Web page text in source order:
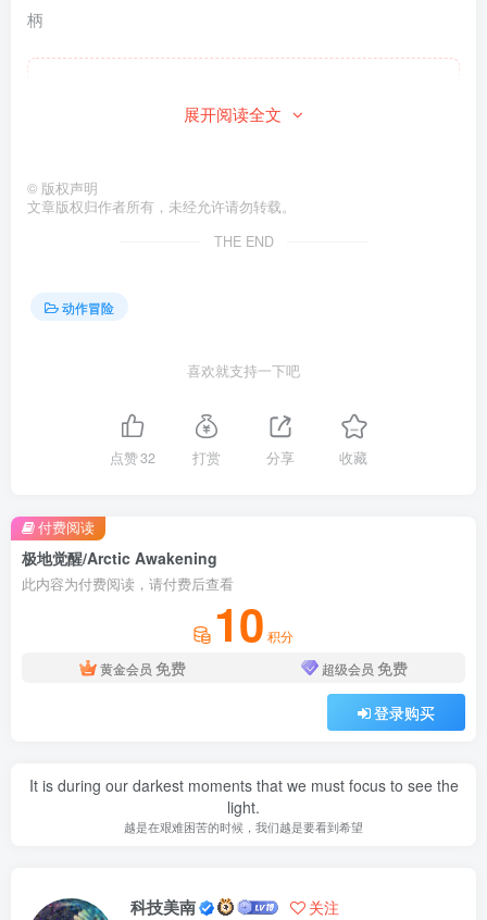
柄
展开阅读全文
© 版权声明
文章版权归作者所有，未经允许请勿转载。
THE END
动作冒险
喜欢就支持一下吧
点赞32 打赏 分享 收藏
极地觉醒/Arctic Awakening
此内容为付费阅读，请付费后查看
10 积分
黄金会员 免费 超级会员 免费
登录购买
付费阅读
It is during our darkest moments that we must focus to see the
light.
越是在艰难困苦的时候，我们越是要看到希望
科技美南 关注